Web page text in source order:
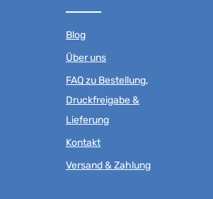
Blog
Über uns
FAQ zu Bestellung,
Druckfreigabe &
Lieferung
Kontakt
Versand & Zahlung